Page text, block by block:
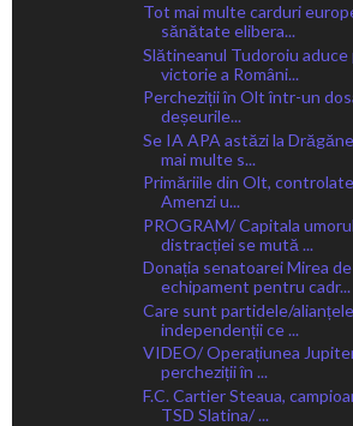
Tot mai multe carduri
sănătate elibera...
Slătineanul Tudoroiu aduce
victorie a Români...
Percheziții în Olt într-un
deșeurile...
Se IA APA astăzi la
mai multe s...
Primăriile din Olt,
Amenzi u...
PROGRAM/ Capitala
distracției se mută ...
Donația senatoarei Mirea de
echipament pentru cadr...
Care sunt partidele/
independenții ce ...
VIDEO/ Operațiunea
percheziții în ...
F.C. Cartier Steaua,
TSD Slatina/ ...